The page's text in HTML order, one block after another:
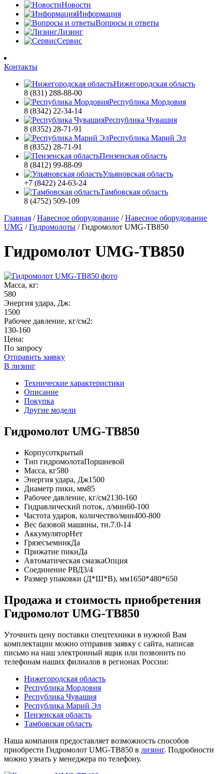
Новости
Информация
Вопросы и ответы
Лизинг
Сервис
Контакты
Нижегородская область
8 (831) 288-88-00
Республика Мордовия
8 (8342) 22-34-14
Республика Чувашия
8 (8352) 28-71-91
Республика Марий Эл
8 (8352) 28-71-91
Пензенская область
8 (8412) 99-88-09
Ульяновская область
+7 (8422) 24-63-24
Тамбовская область
8 (4752) 509-109
Главная /Навесное оборудование /Навесное оборудование
UMG /Гидромолоты /Гидромолот UMG-TB850
Гидромолот UMG-TB850
Масса, кг:
580
Энергия удара, Дж:
1500
Рабочее давление, кг/см2:
130-160
Цена:
По запросу
Отправить заявку
В лизинг
Технические характеристики
Описание
Покупка
Другие модели
Гидромолот UMG-TB850
Корпусоткрытый
Тип гидромолотаПоршневой
Масса, кг580
Энергия удара, Дж1500
Диаметр пики, мм85
Рабочее давление, кг/см2130-160
Гидравлический поток, л/мин60-100
Частота ударов, количество/мин400-800
Вес базовой машины, тн.7.0-14
АккумуляторНет
ГрязесъемникДа
Прижатие пикиДа
Автоматическая смазкаОпция
Соединение РВД3/4
Размер упаковки (Д*Ш*В), мм1650*480*650
Продажа и cтоимость приобретения
Гидромолот UMG-TB850
Уточнить цену поставки спецтехники в нужной Вам
комплектации можно отправив заявку с сайта, написав
письмо на наш электронный ящик или позвонить по
телефонам наших филиалов в регионах России:
Нижегородская область
Республика Мордовия
Республика Чувашия
Республика Марий Эл
Пензенская область
Тамбовская область
Наша компания предоставляет возможность способов
приобрести Гидромолот UMG-TB850 в лизинг. Подробности
можно узнать у менеджера по телефону.